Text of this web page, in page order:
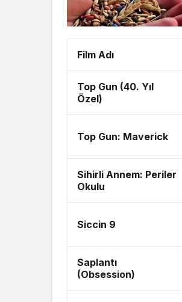
Film Adı
Top Gun (40. Yıl
Özel)
Top Gun: Maverick
Sihirli Annem: Periler
Okulu
Siccin 9
Saplantı
(Obsession)